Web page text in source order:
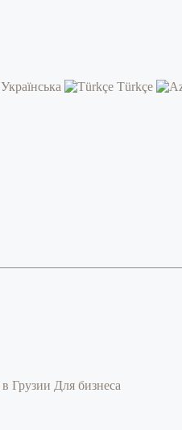
Українська Türkçe
Грузии Для бизнеса